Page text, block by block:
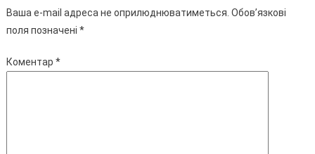
Ваша e-mail адреса не оприлюднюватиметься. Обов’язкові
поля позначені *
Коментар *